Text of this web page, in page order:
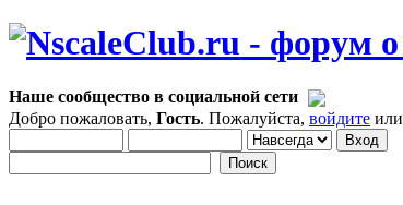
Наше сообщество в социальной сети
Добро пожаловать, Гость. Пожалуйста, войдите или